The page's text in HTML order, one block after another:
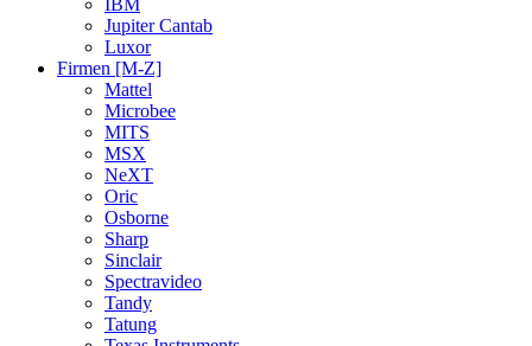
Jupiter Cantab
Luxor
Firmen [M-Z]
Mattel
Microbee
MITS
MSX
NeXT
Oric
Osborne
Sharp
Sinclair
Spectravideo
Tandy
Tatung